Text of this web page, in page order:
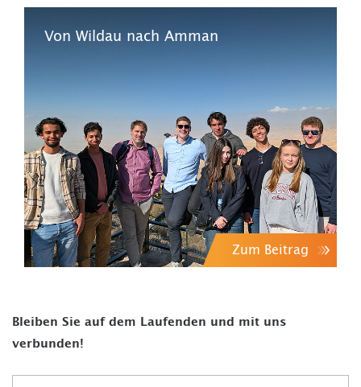
Von Wildau nach Amman
Zum Beitrag
Bleiben Sie auf dem Laufenden und mit uns
verbunden!